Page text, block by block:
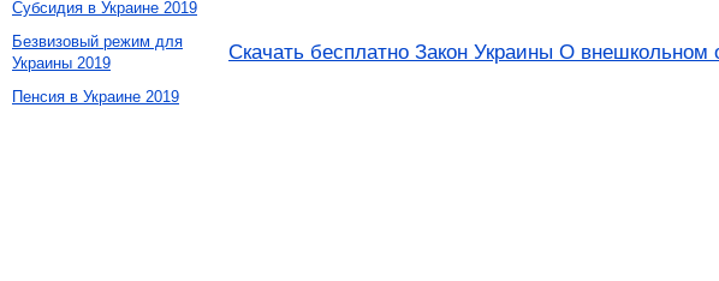
Скачать бесплатно Закон Украины О
Субсидия в Украине 2019
Безвизовый режим для
Украины 2019
Пенсия в Украине 2019